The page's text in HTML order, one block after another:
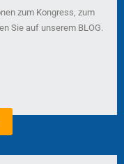
zum Kongress, zum
Sie auf unserem BLOG.